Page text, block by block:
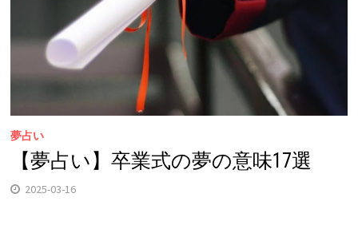
夢占い
【夢占い】卒業式の夢の意味17選
2025-03-16